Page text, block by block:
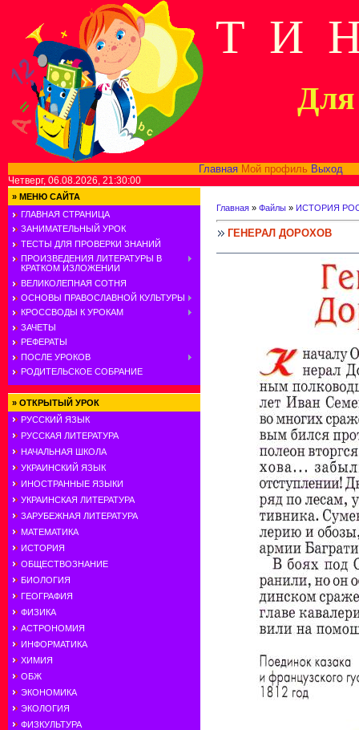
Т И
Для
Главная Мой профиль Выход
Четверг, 06.08.2026, 21:30:00
» МЕНЮ САЙТА
ГЛАВНАЯ СТРАНИЦА
ЗАНИМАТЕЛЬНЫЙ УРОК
ТЕСТЫ ДЛЯ ПРОВЕРКИ ЗНАНИЙ
ПРОИЗВЕДЕНИЯ ЛИТЕРАТУРЫ В
КРАТКОМ ИЗЛОЖЕНИИ
ВЕЛИКОЛЕПНАЯ СОТНЯ
ОСНОВЫ ПРАВОСЛАВНОЙ КУЛЬТУРЫ
КРОССВОДЫ К УРОКАМ
ЗАЧЕТЫ
РЕФЕРАТЫ
ПОСЛЕ УРОКОВ
РОДИТЕЛЬСКОЕ СОБРАНИЕ
» ОТКРЫТЫЙ УРОК
РУССКИЙ ЯЗЫК
РУССКАЯ ЛИТЕРАТУРА
НАЧАЛЬНАЯ ШКОЛА
УКРАИНСКИЙ ЯЗЫК
ИНОСТРАННЫЕ ЯЗЫКИ
УКРАИНСКАЯ ЛИТЕРАТУРА
ЗАРУБЕЖНАЯ ЛИТЕРАТУРА
МАТЕМАТИКА
ИСТОРИЯ
ОБЩЕСТВОЗНАНИЕ
БИОЛОГИЯ
ГЕОГРАФИЯ
ФИЗИКА
АСТРОНОМИЯ
ИНФОРМАТИКА
ХИМИЯ
ОБЖ
ЭКОНОМИКА
ЭКОЛОГИЯ
ФИЗКУЛЬТУРА
Главная » Файлы » ИСТОРИЯ
ГЕНЕРАЛ ДОРОХОВ